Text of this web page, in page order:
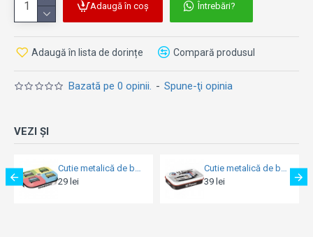
Bazată pe 0 opinii. - Spune-ţi opinia
Adaugă în coș Întrebări?
Adaugă în lista de dorințe Compară produsul
VEZI ȘI
Cutie metalică de buzunar - XL BMW Motorsport M Power E30
39 lei
Cutie metalică de buzunar - Harley-Davidson - Metal Eagle
29 lei